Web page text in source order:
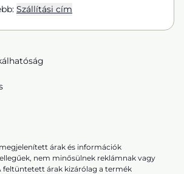
Szállítási cím
árak és információk
nem minősülnek reklámnak vagy
feltüntetett árak kizárólag a termék